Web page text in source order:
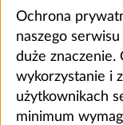
Ochrona
naszego
duże znaczenie.
wykorzystanie i
użytkownikach
minimum